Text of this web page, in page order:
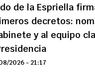
de la Espriella
decretos:
y al equipo
2026 - 21:17